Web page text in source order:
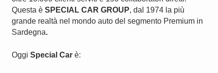
Questa è SPECIAL CAR GROUP, dal 1974 la più
grande realtà nel mondo auto del segmento Premium in
Sardegna.
Oggi Special Car è: